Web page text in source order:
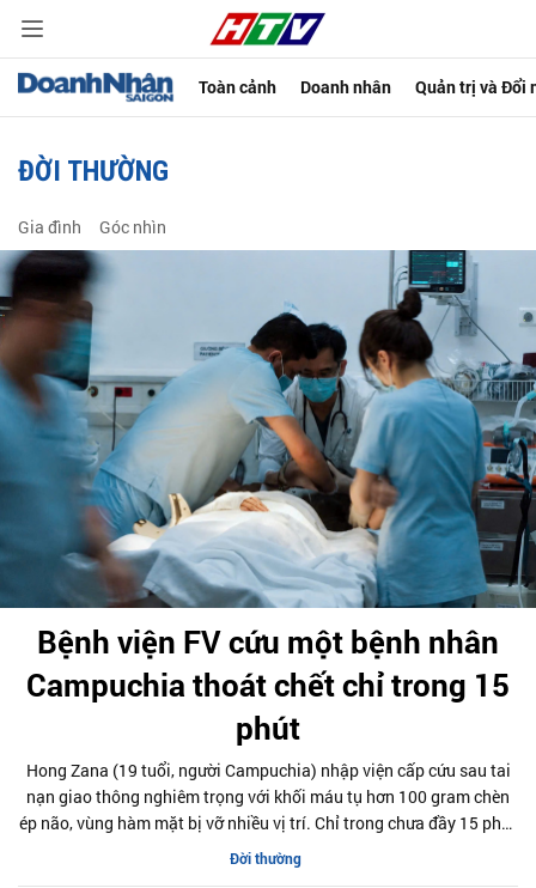
Toàn cảnh Doanh nhân Quản trị và Đổi
ĐỜI THƯỜNG
Gia đình Góc nhìn
Bệnh viện FV cứu một bệnh nhân
Campuchia thoát chết chỉ trong 15
phút
Hong Zana (19 tuổi, người Campuchia) nhập viện cấp cứu sau tai
nạn giao thông nghiêm trọng với khối máu tụ hơn 100 gram chèn
ép não, vùng hàm mặt bị vỡ nhiều vị trí. Chỉ trong chưa đầy 15 phút
sau nhập viện, ê-kíp đa chuyên khoa tại Bệnh viện FV đã kích hoạt
quy trình mổ khẩn để cứu sống nam thanh niên kịp thời.
Đời thường